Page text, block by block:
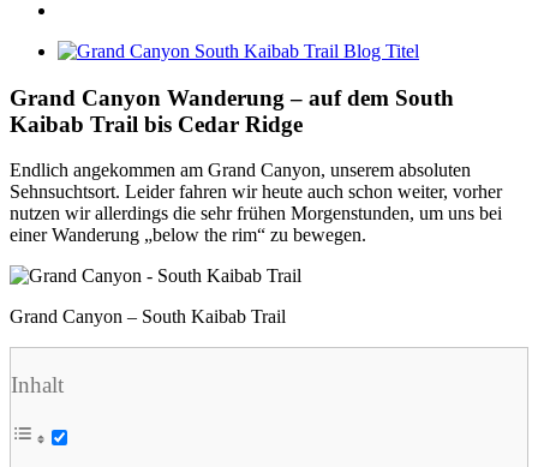
Zeige
Bild
Grand Canyon Wanderung – auf dem South
Kaibab Trail bis Cedar Ridge
Endlich angekommen am Grand Canyon, unserem absoluten
Sehnsuchtsort. Leider fahren wir heute auch schon weiter, vorher
nutzen wir allerdings die sehr frühen Morgenstunden, um uns bei
einer Wanderung „below the rim“ zu bewegen.
Grand Canyon – South Kaibab Trail
Inhalt